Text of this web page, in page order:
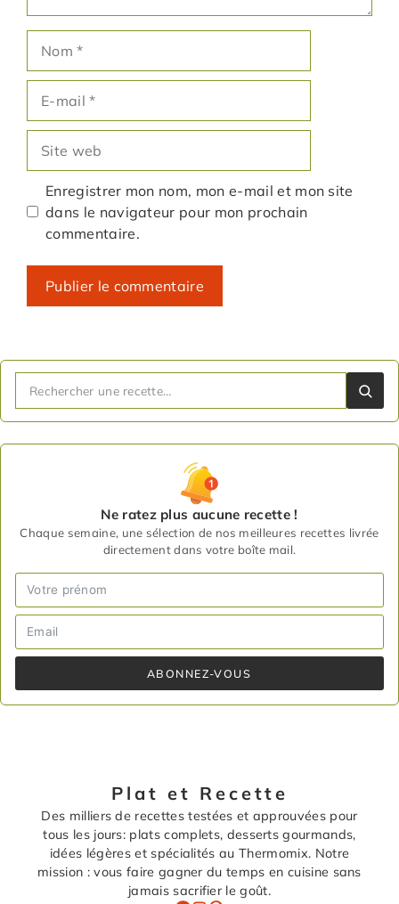
mail
web
Enregistrer mon nom, mon e-mail et mon site
dans le navigateur pour mon prochain
commentaire.
Ne ratez plus aucune recette !
Chaque semaine, une sélection de nos meilleures recettes livrée
directement dans votre boîte mail.
ABONNEZ-VOUS
Plat et Recette
Des milliers de recettes testées et approuvées pour
tous les jours: plats complets, desserts gourmands,
idées légères et spécialités au Thermomix. Notre
mission : vous faire gagner du temps en cuisine sans
jamais sacrifier le goût.